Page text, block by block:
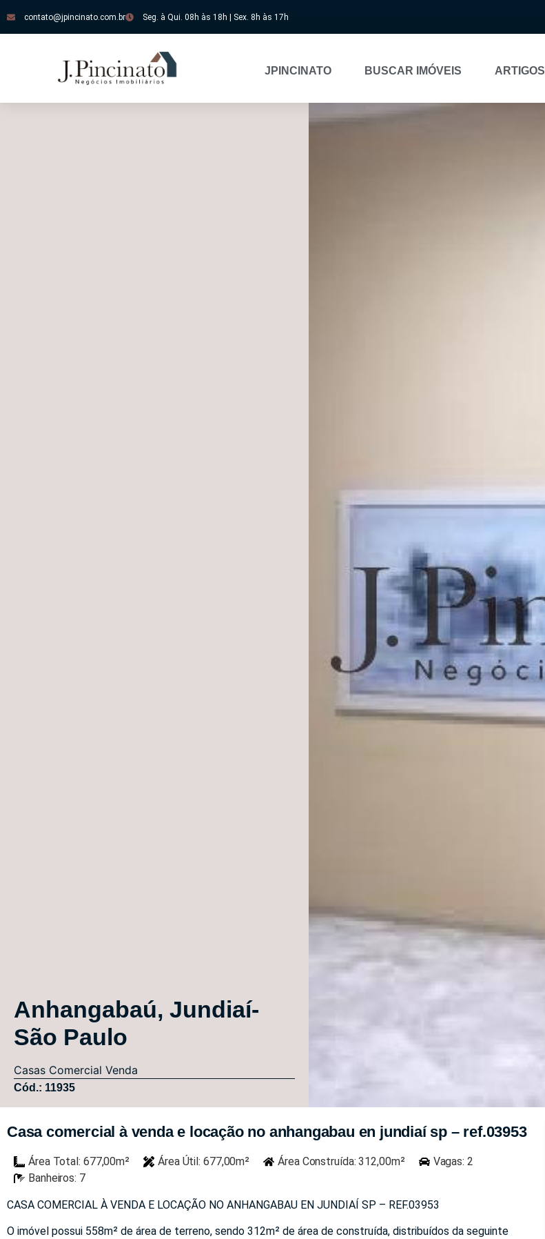
contato@jpincinato.com.br Seg. à Qui. 08h às 18h | Sex. 8h às 17h
JPINCINATO BUSCAR IMÓVEIS ARTIGOS
Anhangabaú, Jundiaí-
São Paulo
Casas Comercial Venda
Cód.: 11935
Casa comercial à venda e locação no anhangabau en jundiaí sp – ref.03953
Área Total: 677,00m² Área Útil: 677,00m² Área Construída: 312,00m²
Vagas: 2
Banheiros: 7
CASA COMERCIAL À VENDA E LOCAÇÃO NO ANHANGABAU EN JUNDIAÍ SP – REF.03953
O imóvel possui 558m² de área de terreno, sendo 312m² de área de construída, distribuídos da seguinte